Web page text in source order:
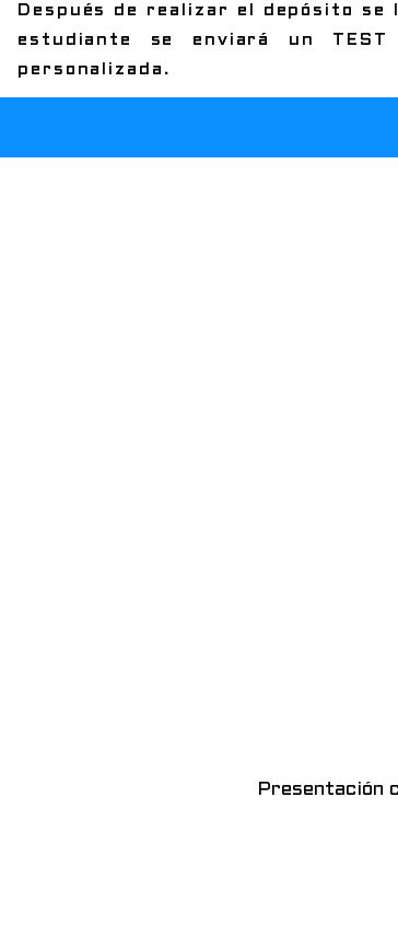
Después de realizar el depósito
estudiante se enviará un
personalizada.
Presentación